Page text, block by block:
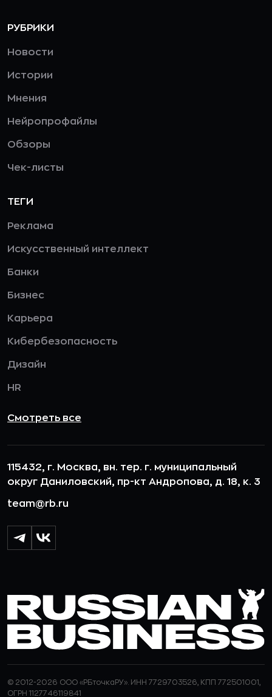
РУБРИКИ
Новости
Истории
Мнения
Нейропрофайлы
Обзоры
Чек-листы
ТЕГИ
Реклама
Искусственный интеллект
Банки
Бизнес
Карьера
Кибербезопасность
Дизайн
HR
Смотреть все
115432, г. Москва, вн. тер. г. муниципальный
округ Даниловский, пр-кт Андропова, д. 18, к. 3
team@rb.ru
© 2012-2026 ООО «РБточкаРУ». ИНН 7729703526, КПП 772501001,
ОГРН 1127746119841